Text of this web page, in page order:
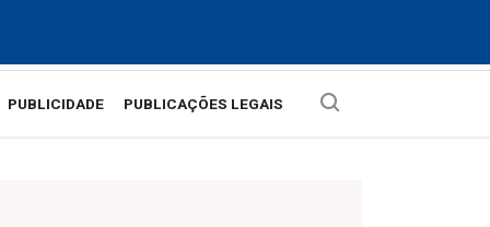
PUBLICIDADE PUBLICAÇÕES LEGAIS